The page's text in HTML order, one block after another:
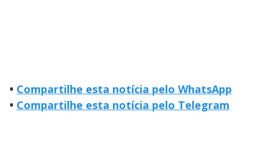
• Compartilhe esta notícia pelo WhatsApp
• Compartilhe esta notícia pelo Telegram